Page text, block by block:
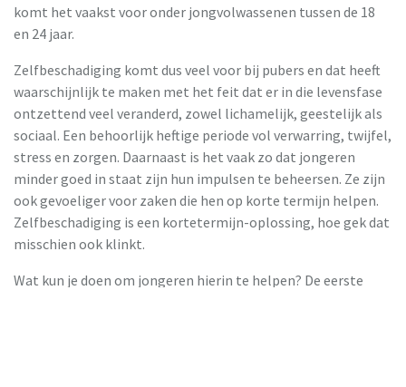
komt het vaakst voor onder jongvolwassenen tussen de 18
en 24 jaar.
Zelfbeschadiging komt dus veel voor bij pubers en dat heeft
waarschijnlijk te maken met het feit dat er in die levensfase
ontzettend veel veranderd, zowel lichamelijk, geestelijk als
sociaal. Een behoorlijk heftige periode vol verwarring, twijfel,
stress en zorgen. Daarnaast is het vaak zo dat jongeren
minder goed in staat zijn hun impulsen te beheersen. Ze zijn
ook gevoeliger voor zaken die hen op korte termijn helpen.
Zelfbeschadiging is een kortetermijn-oplossing, hoe gek dat
misschien ook klinkt.
Wat kun je doen om jongeren hierin te helpen? De eerste